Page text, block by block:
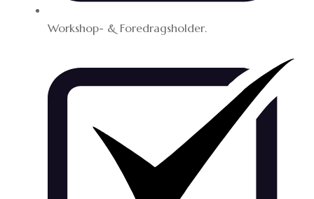
Workshop- & Foredragsholder.